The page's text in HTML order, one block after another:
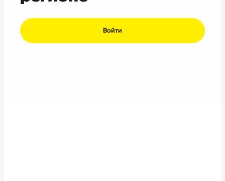
Войти